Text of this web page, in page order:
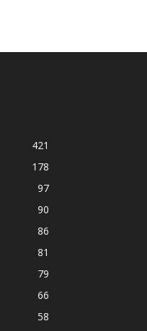
421
178
97
90
86
81
79
66
58